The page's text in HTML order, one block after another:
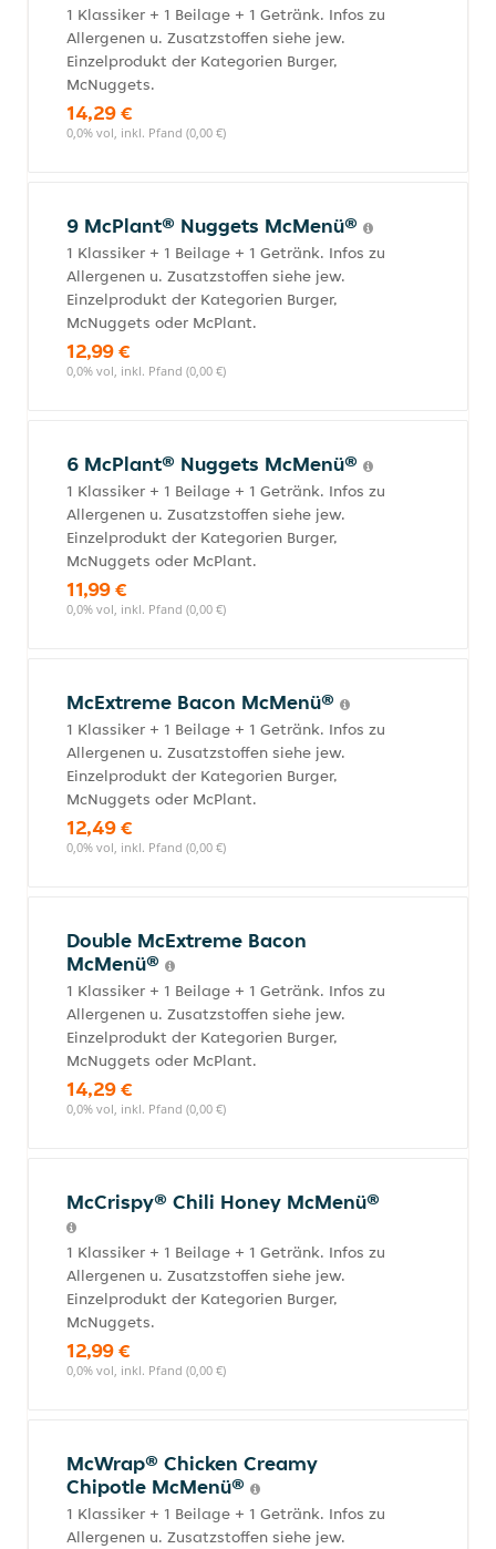
1 Klassiker + 1 Beilage + 1 Getränk. Infos zu
Allergenen u. Zusatzstoffen siehe jew.
Einzelprodukt der Kategorien Burger,
McNuggets.
14,29 €
0,0% vol, inkl. Pfand (0,00 €)
9 McPlant® Nuggets McMenü®
1 Klassiker + 1 Beilage + 1 Getränk. Infos zu
Allergenen u. Zusatzstoffen siehe jew.
Einzelprodukt der Kategorien Burger,
McNuggets oder McPlant.
12,99 €
0,0% vol, inkl. Pfand (0,00 €)
6 McPlant® Nuggets McMenü®
1 Klassiker + 1 Beilage + 1 Getränk. Infos zu
Allergenen u. Zusatzstoffen siehe jew.
Einzelprodukt der Kategorien Burger,
McNuggets oder McPlant.
11,99 €
0,0% vol, inkl. Pfand (0,00 €)
McExtreme Bacon McMenü®
1 Klassiker + 1 Beilage + 1 Getränk. Infos zu
Allergenen u. Zusatzstoffen siehe jew.
Einzelprodukt der Kategorien Burger,
McNuggets oder McPlant.
12,49 €
0,0% vol, inkl. Pfand (0,00 €)
Double McExtreme Bacon
McMenü®
1 Klassiker + 1 Beilage + 1 Getränk. Infos zu
Allergenen u. Zusatzstoffen siehe jew.
Einzelprodukt der Kategorien Burger,
McNuggets oder McPlant.
14,29 €
0,0% vol, inkl. Pfand (0,00 €)
McCrispy® Chili Honey McMenü®
1 Klassiker + 1 Beilage + 1 Getränk. Infos zu
Allergenen u. Zusatzstoffen siehe jew.
Einzelprodukt der Kategorien Burger,
McNuggets.
12,99 €
0,0% vol, inkl. Pfand (0,00 €)
McWrap® Chicken Creamy
Chipotle McMenü®
1 Klassiker + 1 Beilage + 1 Getränk. Infos zu
Allergenen u. Zusatzstoffen siehe jew.